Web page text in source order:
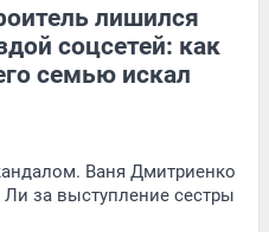
лишился
соцсетей: как
семью искал
Ваня Дмитриенко
за выступление сестры